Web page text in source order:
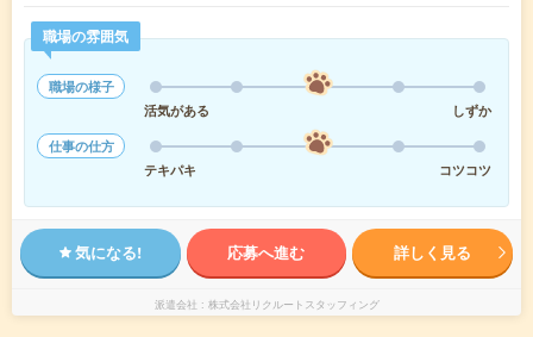
職場の雰囲気
職場の様子
活気がある
しずか
仕事の仕方
テキパキ
コツコツ
気になる! 応募へ進む 詳しく見る
派遣会社 株式会社リクルートスタッフィング